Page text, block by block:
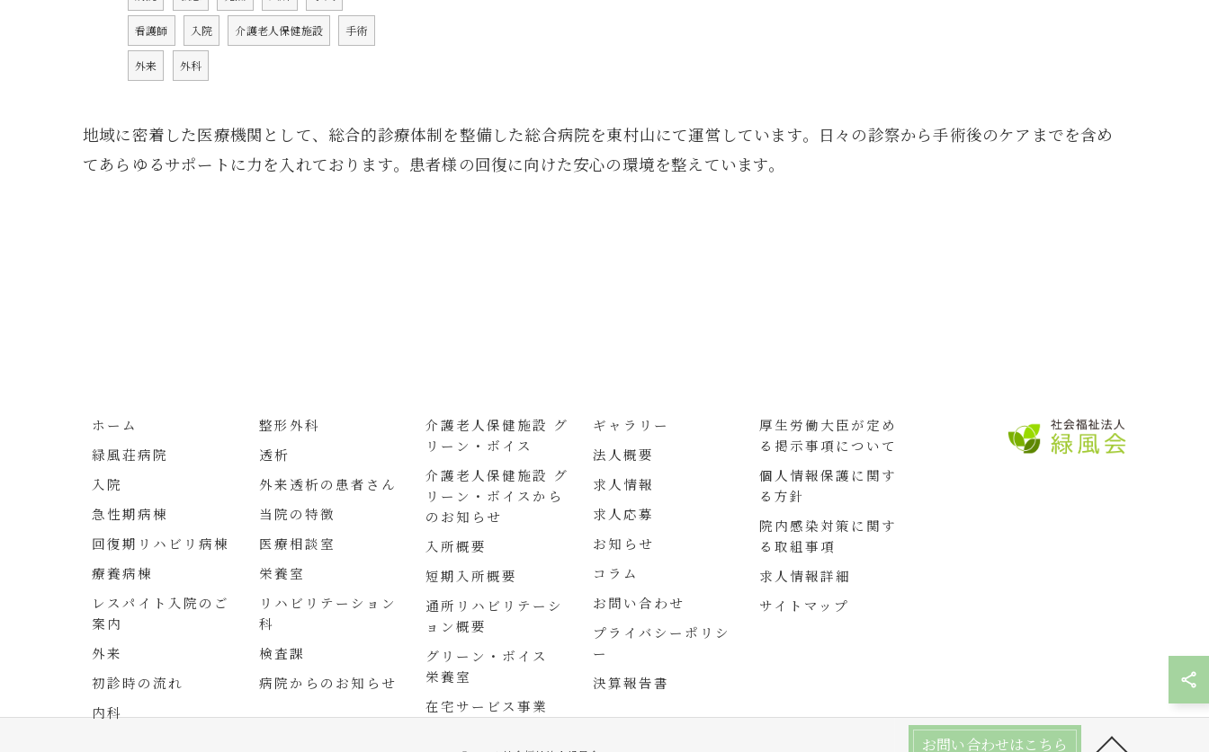
看護師 入院 介護老人保健施設 手術
外来 外科
地域に密着した医療機関として、総合的診療体制を整備した総合病院を東村山にて運営しています。日々の診察から手術後のケアまでを含め
てあらゆるサポートに力を入れております。患者様の回復に向けた安心の環境を整えています。
お問い合わせはこちら
ホーム
緑風荘病院
入院
急性期病棟
回復期リハビリ病棟
療養病棟
レスパイト入院のご
案内
外来
初診時の流れ
内科
整形外科
透析
外来透析の患者さん
当院の特徴
医療相談室
栄養室
リハビリテーション
科
検査課
病院からのお知らせ
介護老人保健施設 グ
リーン・ボイス
介護老人保健施設 グ
リーン・ボイスから
のお知らせ
入所概要
短期入所概要
通所リハビリテーシ
ョン概要
グリーン・ボイス
栄養室
在宅サービス事業
ギャラリー
法人概要
求人情報
求人応募
お知らせ
コラム
お問い合わせ
プライバシーポリシ
ー
決算報告書
厚生労働大臣が定め
る掲示事項について
個人情報保護に関す
る方針
院内感染対策に関す
る取組事項
求人情報詳細
サイトマップ